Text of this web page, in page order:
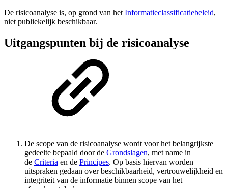
De risicoanalyse is, op grond van het Informatieclassificatiebeleid,
niet publiekelijk beschikbaar.
Uitgangspunten bij de risicoanalyse
De scope van de risicoanalyse wordt voor het belangrijkste
gedeelte bepaald door de Grondslagen, met name in
de Criteria en de Principes. Op basis hiervan worden
uitspraken gedaan over beschikbaarheid, vertrouwelijkheid en
integriteit van de informatie binnen scope van het